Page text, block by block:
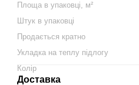
Площа в упаковці, м²
Штук в упаковці
Продається кратно
Укладка на теплу підлогу
Колір
Доставка